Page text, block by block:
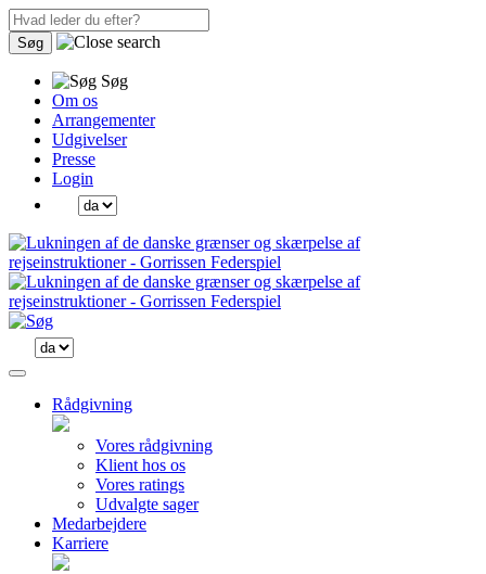
Søg
Søg
Om os
Arrangementer
Udgivelser
Presse
Login
Rådgivning
Vores rådgivning
Klient hos os
Vores ratings
Udvalgte sager
Medarbejdere
Karriere